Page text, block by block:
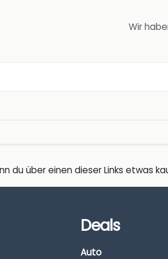
Wir
du über einen dieser Links etwas
Deals
Auto